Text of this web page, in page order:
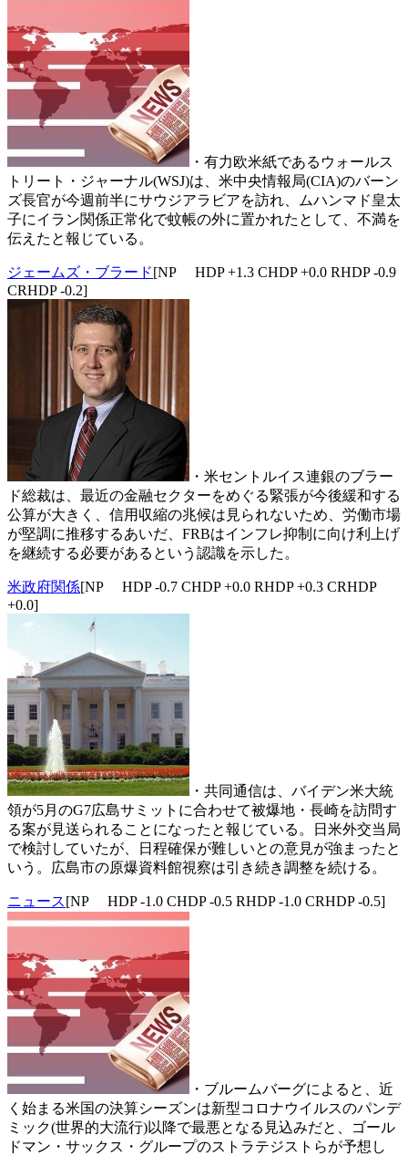
・有力欧米紙であるウォールス
トリート・ジャーナル(WSJ)は、米中央情報局(CIA)のバーン
ズ長官が今週前半にサウジアラビアを訪れ、ムハンマド皇太
子にイラン関係正常化で蚊帳の外に置かれたとして、不満を
伝えたと報じている。
ジェームズ・ブラード[NP HDP +1.3 CHDP +0.0 RHDP -0.9
CRHDP -0.2]
・米セントルイス連銀のブラー
ド総裁は、最近の金融セクターをめぐる緊張が今後緩和する
公算が大きく、信用収縮の兆候は見られないため、労働市場
が堅調に推移するあいだ、FRBはインフレ抑制に向け利上げ
を継続する必要があるという認識を示した。
米政府関係[NP HDP -0.7 CHDP +0.0 RHDP +0.3 CRHDP
+0.0]
・共同通信は、バイデン米大統
領が5月のG7広島サミットに合わせて被爆地・長崎を訪問す
る案が見送られることになったと報じている。日米外交当局
で検討していたが、日程確保が難しいとの意見が強まったと
いう。広島市の原爆資料館視察は引き続き調整を続ける。
ニュース[NP HDP -1.0 CHDP -0.5 RHDP -1.0 CRHDP -0.5]
・ブルームバーグによると、近
く始まる米国の決算シーズンは新型コロナウイルスのパンデ
ミック(世界的大流行)以降で最悪となる見込みだと、ゴール
ドマン・サックス・グループのストラテジストらが予想し